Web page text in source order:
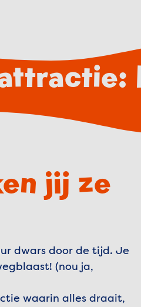
Video afspelen
jij ze
dwars door de tijd. Je
(nou ja,
waarin alles draait,